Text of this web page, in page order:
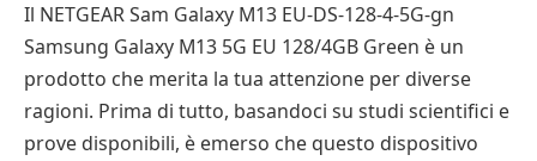
Il NETGEAR Sam Galaxy M13 EU-DS-128-4-5G-gn
Samsung Galaxy M13 5G EU 128/4GB Green è un
prodotto che merita la tua attenzione per diverse
ragioni. Prima di tutto, basandoci su studi scientifici e
prove disponibili, è emerso che questo dispositivo